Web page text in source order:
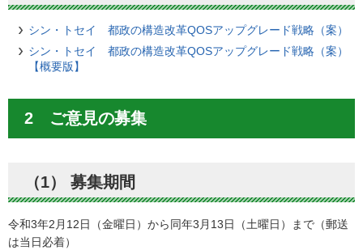
シン・トセイ 都政の構造改革QOSアップグレード戦略（案）
シン・トセイ 都政の構造改革QOSアップグレード戦略（案）
【概要版】
2 ご意見の募集
（1） 募集期間
令和3年2月12日（金曜日）から同年3月13日（土曜日）まで（郵送
は当日必着）